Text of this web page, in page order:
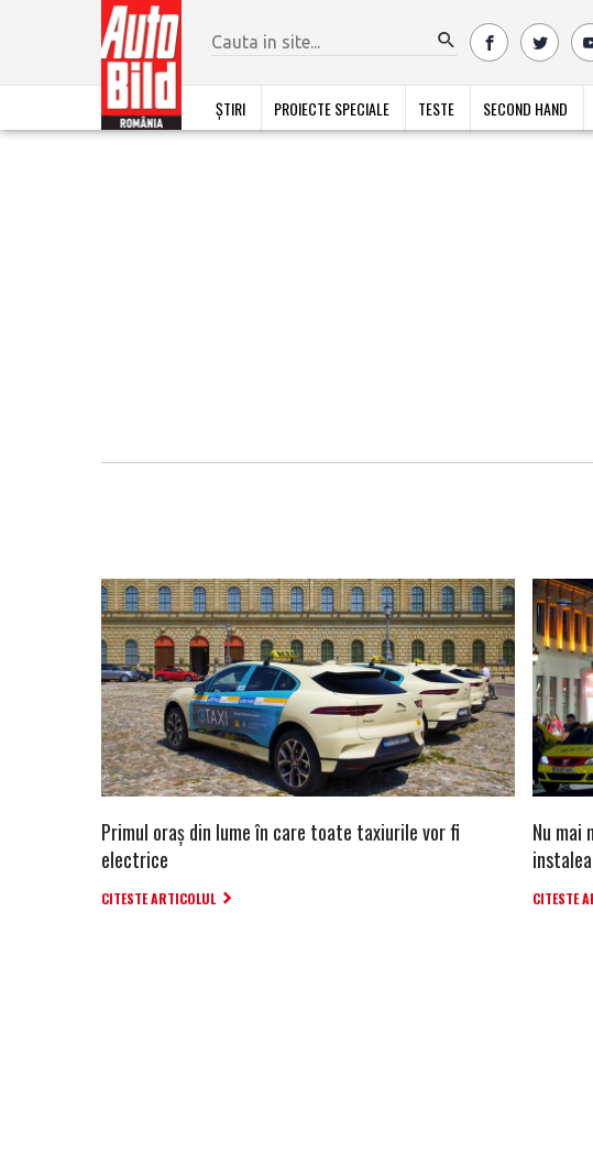
ȘTIRI PROIECTE SPECIALE TESTE SECOND HAND
Primul oraș din lume în care toate taxiurile vor fi
electrice
CITESTE ARTICOLUL
Nu mai
CITESTE